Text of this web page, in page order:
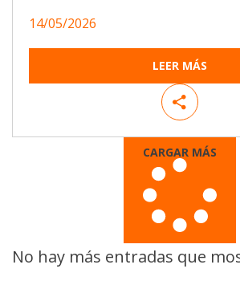
14/05/2026
LEER MÁS
CARGAR MÁS
No hay más entradas que